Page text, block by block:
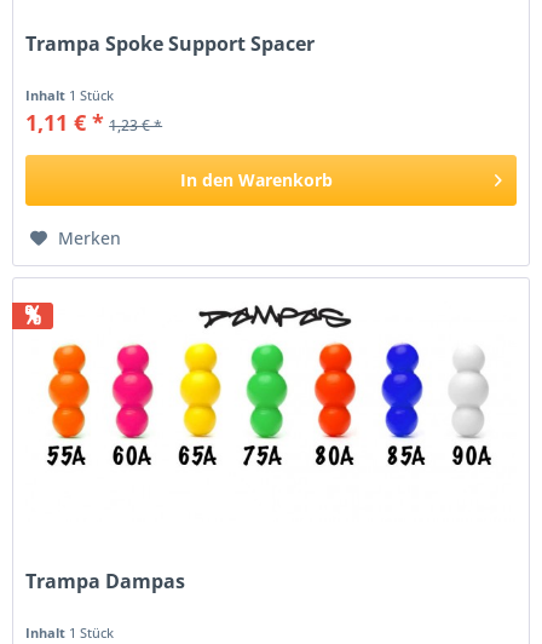
Trampa Spoke Support Spacer
Inhalt 1 Stück
1,11 € * 1,23 € *
In den Warenkorb
Merken
%
Trampa Dampas
Inhalt 1 Stück